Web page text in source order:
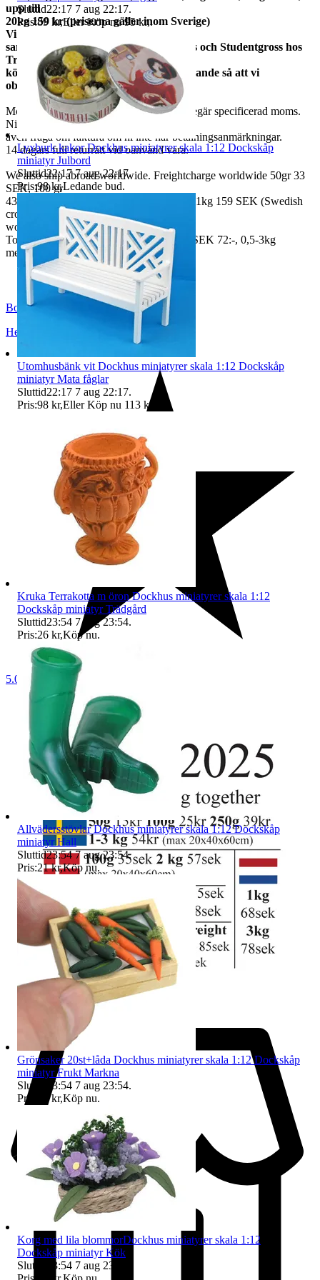
upp till
20kg 159 kr (priserna gäller inom Sverige)
Vi
samfraktar med Fyndgross, Lampgross och Studentgross hos
Tradera. Om du
köper från mer än en skicka ett meddelande så att vi
observerar det.
Moms ingår i våra priser. Har ni företag begär specificerad moms.
Ni kan
även fråga om faktura om ni inte har betalningsanmärkningar.
14 dagars full returrätt vid oanvänd vara.
We also ship abroad worldwide. Freightcharge worldwide 50gr 33
SEK, 100 gr
43 SEK, 250gr 85 SEK, 0,5kg 109 SEK, 1kg 159 SEK (Swedish
crown
worldwide price freight)
To Denmark 0,5-3kg measure 35x24x13 SEK 72:-, 0,5-3kg
measure 40x40x140cm SEK 144:-
BoutiqueNo9
Helsingborg
5.0
Sluttid22:17 7 aug 22:17.
Pris:89 kr,Eller Köp nu 95 kr,.
Lyxburk kakor Dockhus miniatyrer skala 1:12 Dockskåp
miniatyr Julbord
Sluttid22:17 7 aug 22:17.
Pris:98 kr,Ledande bud.
Utomhusbänk vit Dockhus miniatyrer skala 1:12 Dockskåp
miniatyr Mata fåglar
Sluttid22:17 7 aug 22:17.
Pris:98 kr,Eller Köp nu 113 kr
Kruka Terrakotta m öron Dockhus miniatyrer skala 1:12
Dockskåp miniatyr Trädgård
Sluttid23:54 7 aug 23:54.
Pris:26 kr,Köp nu.
Allvädersstövlar Dockhus miniatyrer skala 1:12 Dockskåp
miniatyr Hall
Sluttid23:54 7 aug 23:54.
Pris:21 kr,Köp nu.
Grönsaker 20st+låda Dockhus miniatyrer skala 1:12 Dockskåp
miniatyr Frukt Markna
Sluttid
23:54 7 aug 23:54.
Pris:
68 kr,Köp nu.
Korg med lila blommorDockhus miniatyrer skala 1:12
Dockskåp miniatyr Kök
Sluttid
23:54 7 aug 23:54